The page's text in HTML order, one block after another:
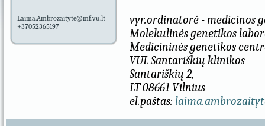
Laima.Ambrozaityte@mf.vu.lt
+37052365197
vyr.ordinatorė - medicinos
Molekulinės genetikos
Medicininės genetikos
VUL Santariškių klinikos
Santariškių 2,
LT-08661 Vilnius
el.paštas: